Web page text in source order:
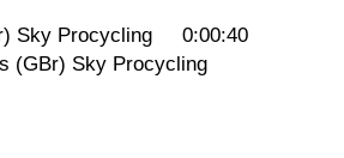
Sky Procycling 0:00:40
Sky Procycling